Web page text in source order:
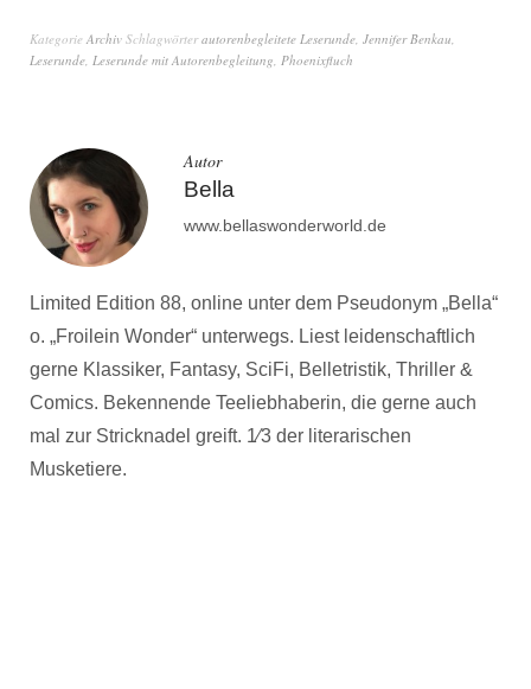
Kategorie Archiv Schlagwörterautorenbegleitete Leserunde Jennifer Benkau
Leserunde Leserunde mit Autorenbegleitung Phoenixfluch
Autor
Bella
www.bellaswonderworld.de
Limited Edition 88, online unter dem Pseudonym „Bella“
o. „Froilein Wonder“ unterwegs. Liest leidenschaftlich
gerne Klassiker, Fantasy, SciFi, Belletristik, Thriller &
Comics. Bekennende Teeliebhaberin, die gerne auch
mal zur Stricknadel greift. 1⁄3 der literarischen
Musketiere.